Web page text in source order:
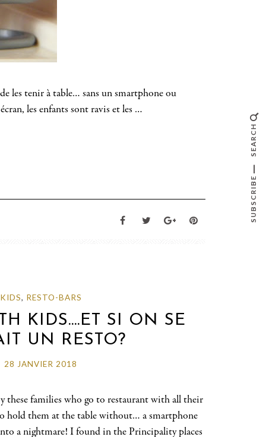
les tenir à table… sans un smartphone ou
les enfants sont ravis et les …
KIDS, RESTO-BARS
KIDS….ET SI ON SE
UN RESTO?
28 JANVIER 2018
these families who go to restaurant with all their
hold them at the table without… a smartphone
a nightmare! I found in the Principality places
SEARCH
SUBSCRIBE